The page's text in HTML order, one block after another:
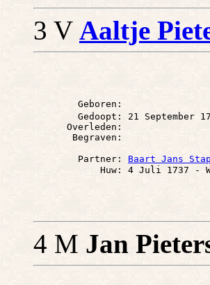
3 V Aaltje
        Geboren:
Gedoopt: 21 September
      Overleden:
        Partner:
Baart Jans
4 M Jan